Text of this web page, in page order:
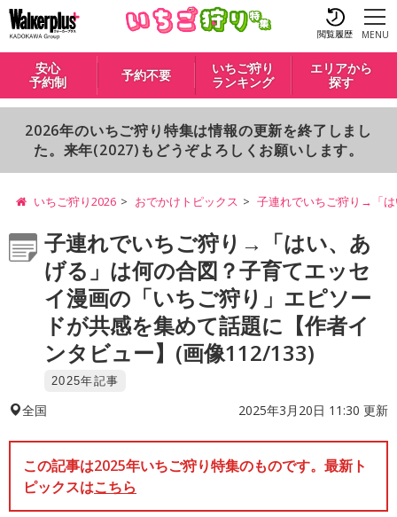
閲覧履歴 MENU
安心
予約制
予約不要
いちご狩り
ランキング
エリアから
探す
2026年のいちご狩り特集は情報の更新を終了しまし
た。来年(2027)もどうぞよろしくお願いします。
いちご狩り2026 おでかけトピックス 子連れでいちご狩り→「は
子連れでいちご狩り→「はい、あ
げる」は何の合図？子育てエッセ
イ漫画の「いちご狩り」エピソー
ドが共感を集めて話題に【作者イ
ンタビュー】(画像112/133)
2025年記事
全国 2025年3月20日 11:30 更新
この記事は2025年いちご狩り特集のものです。最新ト
ピックスはこちら